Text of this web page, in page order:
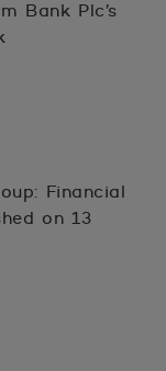
Bank Plc’s
Financial
on 13